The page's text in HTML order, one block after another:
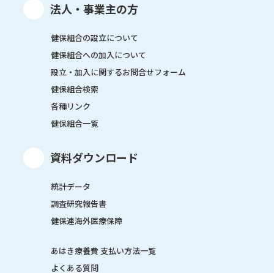
法人・事業主の方
健保組合の設立について
健保組合への加入について
設立・加入に関するお問合せフォーム
健保組合検索
各種リンク
健保組合一覧
資料ダウンロード
統計データ
調査研究報告書
健保連海外医療保障
あはき療養費 支払い方法一覧
よくある質問